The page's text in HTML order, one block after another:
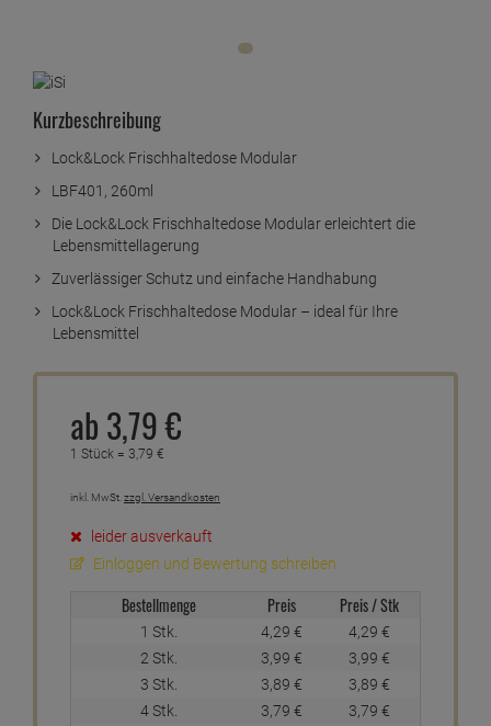
Kurzbeschreibung
Lock&Lock Frischhaltedose Modular
LBF401, 260ml
Die Lock&Lock Frischhaltedose Modular erleichtert die
Lebensmittellagerung
Zuverlässiger Schutz und einfache Handhabung
Lock&Lock Frischhaltedose Modular – ideal für Ihre
Lebensmittel
ab 3,79€
1 Stück = 3,79 €
inkl. MwSt.zzgl. Versandkosten
leider ausverkauft
Einloggen und Bewertung schreiben
Bestellmenge Preis Preis / Stk
1 Stk. 4, 29 € 4, 29 €
2 Stk.
3, 99 € 3, 99 €
3 Stk.
3, 89 € 3, 89 €
4 Stk.
3, 79 € 3, 79 €